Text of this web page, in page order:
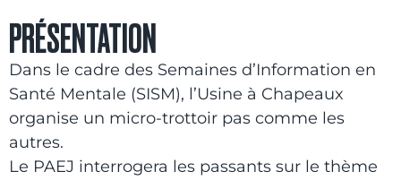
PRÉSENTATION
Dans le cadre des Semaines d’Information en
Santé Mentale (SISM), l’Usine à Chapeaux
organise un micro-trottoir pas comme les
autres.
Le PAEJ interrogera les passants sur le thème